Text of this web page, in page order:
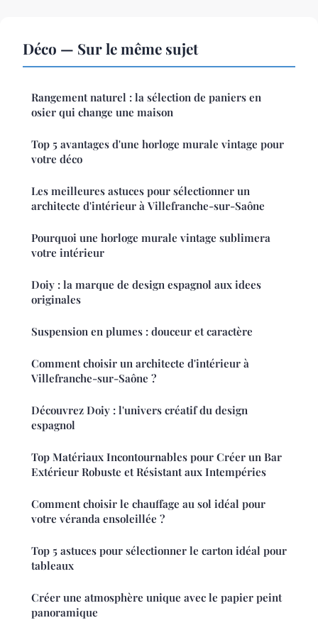
Déco — Sur le même sujet
Rangement naturel : la sélection de paniers en
osier qui change une maison
Top 5 avantages d'une horloge murale vintage pour
votre déco
Les meilleures astuces pour sélectionner un
architecte d'intérieur à Villefranche-sur-Saône
Pourquoi une horloge murale vintage sublimera
votre intérieur
Doiy : la marque de design espagnol aux idees
originales
Suspension en plumes : douceur et caractère
Comment choisir un architecte d'intérieur à
Villefranche-sur-Saône ?
Découvrez Doiy : l'univers créatif du design
espagnol
Top Matériaux Incontournables pour Créer un Bar
Extérieur Robuste et Résistant aux Intempéries
Comment choisir le chauffage au sol idéal pour
votre véranda ensoleillée ?
Top 5 astuces pour sélectionner le carton idéal pour
tableaux
Créer une atmosphère unique avec le papier peint
panoramique